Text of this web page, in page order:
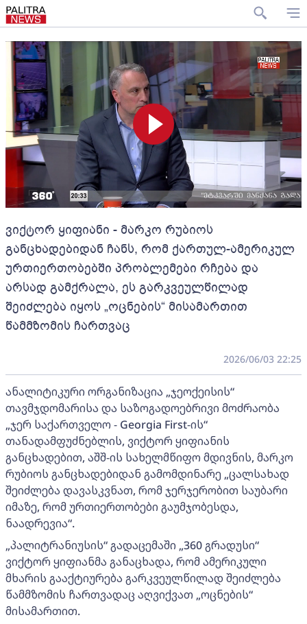
ვიქტორ ყიფიანი - მარკო რუბიოს
განცხადებიდან ჩანს, რომ ქართულ-ამერიკულ
ურთიერთობებში პრობლემები რჩება და
არსად გამქრალა, ეს გარკვეულწილად
შეიძლება იყოს „ოცნების“ მისამართით
წამმზომის ჩართვაც
2026/06/03 22:25
ანალიტიკური ორგანიზაცია „ჯეოქეისის“
თავმჯდომარისა და საზოგადოებრივი მოძრაობა
„ჯერ საქართველო - Georgia First-ის“
თანადამფუძნებლის, ვიქტორ ყიფიანის
განცხადებით, აშშ-ის სახელმწიფო მდივნის, მარკო
რუბიოს განცხადებიდან გამომდინარე „ცალსახად
შეიძლება დავასკვნათ, რომ ჯერჯერობით საუბარი
იმაზე, რომ ურთიერთობები გაუმჯობესდა,
ნაადრევია“.
„პალიტრანიუსის“ გადაცემაში „360 გრადუსი“
ვიქტორ ყიფიანმა განაცხადა, რომ ამერიკული
მხარის გააქტიურება გარკვეულწილად შეიძლება
წამმზომის ჩართვადაც აღვიქვათ „ოცნების“
მისამართით.